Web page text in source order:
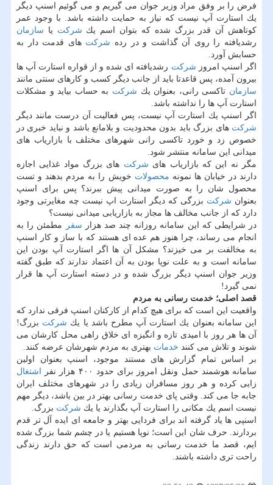
فرض را بر وفق مراد وزیر جوان می گیریم و می گوئیم اسنپ دیگر
یك استارت آپ نیست كه نیاز به حمایت داشته باشد. با وجود عمر
كوتاهش آن قدر بزرگ شده كه بتوان اسم یك شركت یا سازمان
رشدیافته را روی آن گذاشت و در رده شركت های قدمت دار به
حسابش آورد.
اگر اسنپ امروز شركت رشدیافته ای شده و از قواره استارت آپ ها
بیرون آمده، پس قاعدتا باید از جانب دیگر كسب و كارهای سنتی مانند
سازمان تاكسی رانی، بعنوان یك شركت به حساب بیاید و مشكلات
استارت آپ ها را نداشته باشد.
اگر اسنپ یك استارت آپ نیست، پس فعالیت آن درست مانند دیگر
شركت های بزرگ باید بدون محدودیت و بلامانع باشد و نباید خبری در
خصوص زد و خورد تاكسی رانی شهرهای مختلف با بازاریاب های
میدانی این سامانه منتشر شود.
مگر نه این كه بازاریاب های شركت های بزرگ مواد غذایی اجازه
دارند در خیابان ها نمونه محصولات خویش را به مردم بدهند و تست
محصول شان را به صورت میدانی پیش ببرند؟ پس برای اسنپ
بعنوان شركت بزرگی كه دیگر استارت اپ نیست چه مغایرتی وجود
دارد كه از جانب مخالف ها مجاز به بازاریابی میدانی نیست؟
در شرایطی كه این سامانه روزانه چند صد هزار سفر
مطمئن را به
انجام می رساند، چرا هنوز هم عده ای هستند كه با ساز و كار اسنپ
به مخالفت بر می خیزند؟ مشكل آن ها اگر استارت آپ بودن این
سامانه است و به علت نوپا بودن به آن اعتماد ندارند كه طبق گفته
وزیر جوان اسنپ دیگر بزرگ شده و در دسته استارت آپ ها قرار
نمی گیرد!
قصد اصلی؛ خدمت رسانی به مردم
واقعیت این است كه برای هیچ كدام از كاركنان اسنپ فرقی ندارد كه
این سامانه بعنوان یك استارت آپ مطرح باشد یا یك شركت بزرگ!
آن ها هر روز با امیدی تازه و انگیزه ای خلاق راهی محل كارشان می
شوند و تلاش می كنند خدمات بهتری به مردم شهرشان عرضه كنند.
بر اساس تمام گزارش های مستند موجود، اسنپ بعنوان اولین
سامانه هوشمند حمل ونقل امروز برای حدود ۴۰۰ هزار نفر
اشتغال
زایی كرده و هر روز مسافران زیادی را در شهرهای مختلف ایران
جابه جا می كند. وقتی پای خدمت رسانی بهتر در بین باشد، دیگر مهم
نیست اسم یك مكانی را استارت آپ بگذارند یا یك شركت بزرگ.
اسنپی ها یاد گرفته اند برای فردایی بهتر و جامعه ای ایده آل تر قدم
بردارند. حرف شان این است؛ نوپا هستیم یا در چشم شما بزرگ شده
ایم، قصد ما خدمت رسانی به مردمی است كه حق دارند زندگی
راحت تری داشته باشند.